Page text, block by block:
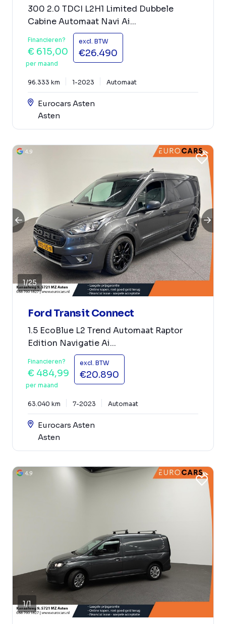
300 2.0 TDCI L2H1 Limited Dubbele
Cabine Automaat Navi Ai...
Financieren?
€ 615,00
per maand
excl. BTW
€26.490
96.333 km 1-2023 Automaat
Eurocars Asten
Asten
1/25
Ford Transit Connect
1.5 EcoBlue L2 Trend Automaat Raptor
Edition Navigatie Ai...
Financieren?
€ 484,99
per maand
excl. BTW
€20.890
63.040 km 7-2023 Automaat
Eurocars Asten
Asten
1/1